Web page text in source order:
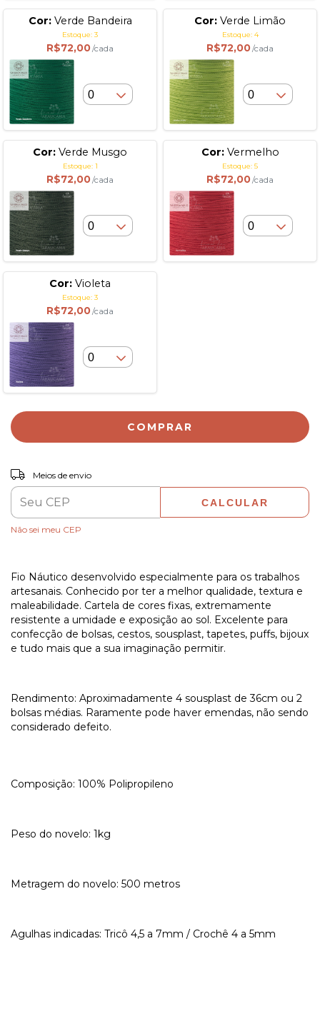
Cor:Verde Bandeira
Estoque: 3
R$72,00 /cada
Cor: Verde Limão
Estoque: 4
R$72,00 /cada
Cor: Verde Musgo
Estoque: 1
R$72,00 /cada
Cor:Vermelho
Estoque: 5
R$72,00 /cada
Cor: Violeta
Estoque: 3
R$72,00 /cada
COMPRAR
Entregas para o CEP:
Meios de envio
CALCULAR
Não sei meu CEP
Fio Náutico desenvolvido especialmente para os trabalhos
artesanais. Conhecido por ter a melhor qualidade, textura e
maleabilidade. Cartela de cores fixas, extremamente
resistente a umidade e exposição ao sol. Excelente para
confecção de bolsas, cestos, sousplast, tapetes, puffs, bijoux
e tudo mais que a sua imaginação permitir.
Rendimento: Aproximadamente 4 sousplast de 36cm ou 2
bolsas médias. Raramente pode haver emendas, não sendo
considerado defeito.
Composição: 100% Polipropileno
Peso do novelo: 1kg
Metragem do novelo: 500 metros
Agulhas indicadas: Tricô 4,5 a 7mm / Crochê 4 a 5mm